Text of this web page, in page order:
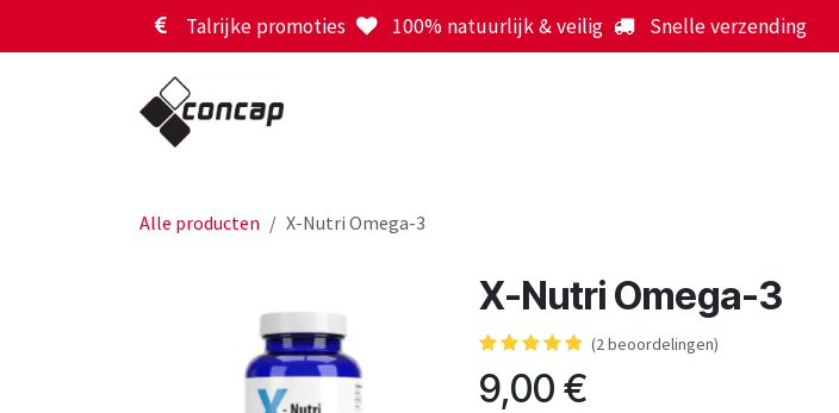
Overslaan naar inhoud Talrijke promoties 100% natuurlijk & veilig Snelle verzending
Alle producten X-Nutri Omega-3
X-Nutri Omega-3
(2 beoordelingen)
9,00 €